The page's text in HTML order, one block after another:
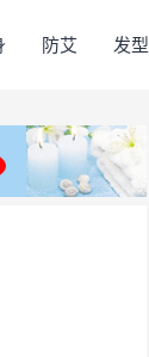
防艾 发型